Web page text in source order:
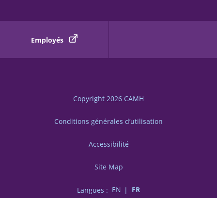
Employés
Copyright 2026 CAMH
Conditions générales d’utilisation
Accessibilité
Site Map
Langues : EN FR